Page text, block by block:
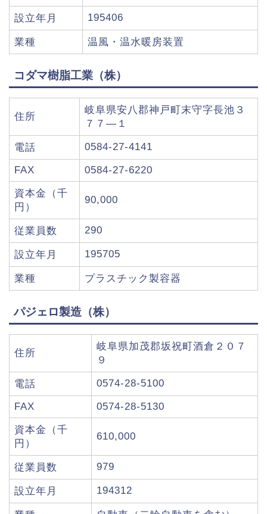
設立年月 195406
業種 温風・温水暖房装置
コダマ樹脂工業（株）
住所
岐阜県安八郡神戸町末守字長池３
７７―１
電話 0584-27-4141
FAX 0584-27-6220
資本金（千
円）
90,000
従業員数 290
設立年月 195705
業種 プラスチック製容器
パジェロ製造（株）
住所
岐阜県加茂郡坂祝町酒倉２０７
９
電話 0574-28-5100
FAX 0574-28-5130
資本金（千
円）
610,000
従業員数 979
設立年月 194312